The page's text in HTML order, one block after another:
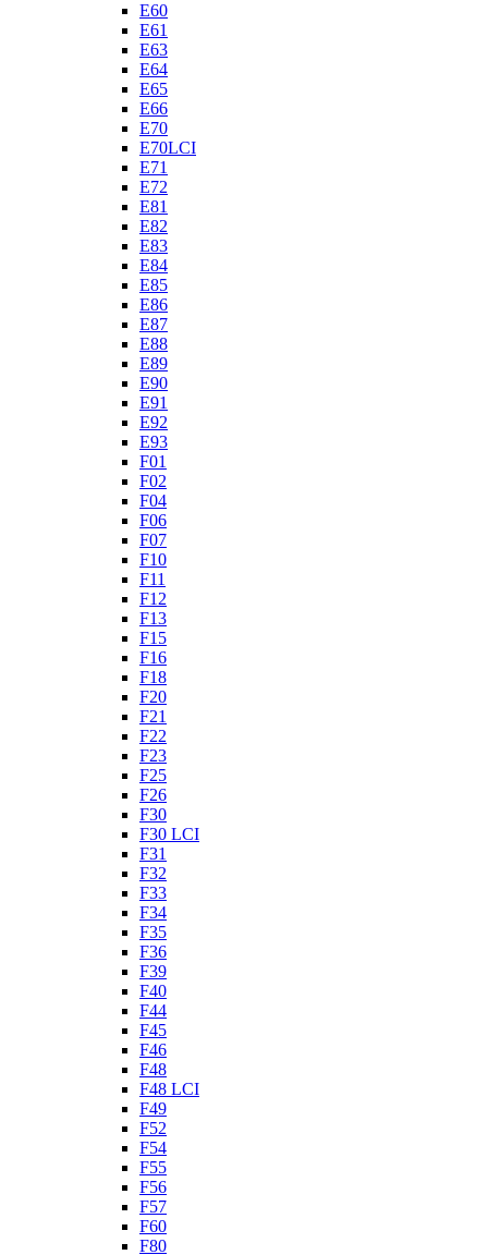
E60
E61
E63
E64
E65
E66
E70
E70LCI
E71
E72
E81
E82
E83
E84
E85
E86
E87
E88
E89
E90
E91
E92
E93
F01
F02
F04
F06
F07
F10
F11
F12
F13
F15
F16
F18
F20
F21
F22
F23
F25
F26
F30
F30 LCI
F31
F32
F33
F34
F35
F36
F39
F40
F44
F45
F46
F48
F48 LCI
F49
F52
F54
F55
F56
F57
F60
F80